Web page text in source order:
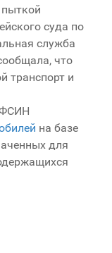
суда по
служба
что
транспорт и
ФСИН
на базе
для
для Linux и Mac
в Проводнике